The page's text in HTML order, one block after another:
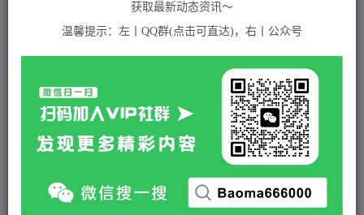
5 积分
黄金会员 2 超级会员(永久VIP) 免费
站长QQ：1970819299
付费资源
获取最新动态资讯～
温馨提示：左丨QQ群(点击可直达)，右丨公众号